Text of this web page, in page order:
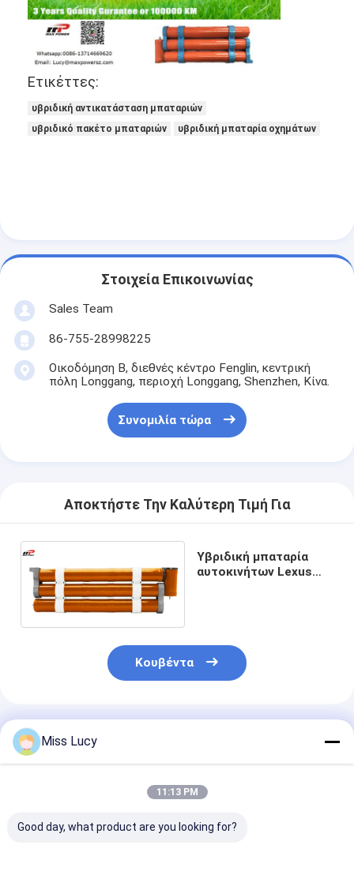
μπαταρία λίθιου lifepo4
ιονικές επαναφορτιζόμενες μπαταρίες λίθιου
Μπαταρία Lithium Polymer
LCD φορτιστής μπαταρίας
Pack μπαταριών NiCd
πακέτα μπαταριών ιόντων λιθίου
φακός επαναφορτιζόμενη μπαταρία
μπαταρία φωτισμού έκτακτης ανάγκης
Μπαταρία λι Socl2
Αρχική μπαταρία λίθιου
υβριδική μπαταρία αυτοκινήτων
Ετικέττες:
υβριδική αντικατάσταση μπαταριών
υβριδικό πακέτο μπαταριών
υβριδική μπαταρία οχημάτων
Στοιχεία Επικοινωνίας
Sales Team
86-755-28998225
Οικοδόμηση Β, διεθνές κέντρο Fenglin, κεντρική
πόλη Longgang, περιοχή Longgang, Shenzhen, Κίνα.
Συνομιλία τώρα
Αποκτήστε Την Καλύτερη Τιμή Για
Υβριδική μπαταρία
αυτοκινήτων Lexus
Κουβέντα
Συνιστώμενα Προϊόντα
Miss Lucy
11:13 PM
Good day, what product are you looking for?